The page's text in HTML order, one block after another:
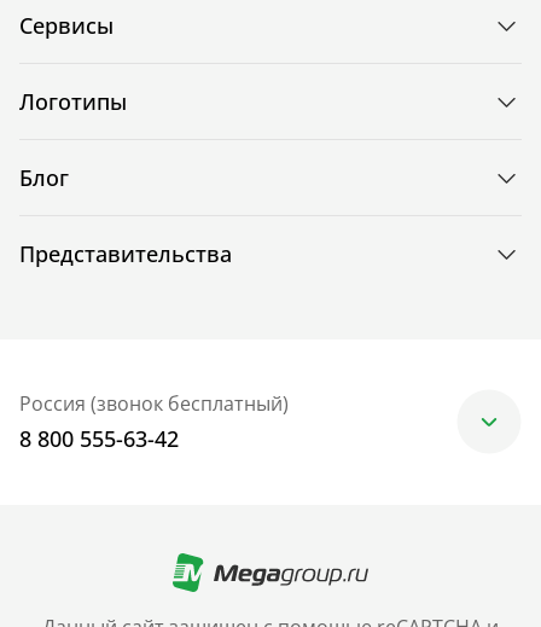
Сервисы
Логотипы
Блог
Представительства
Россия (звонок бесплатный)
8 800 555-63-42
+7 (499) 705-30-10
Санкт-Петербург